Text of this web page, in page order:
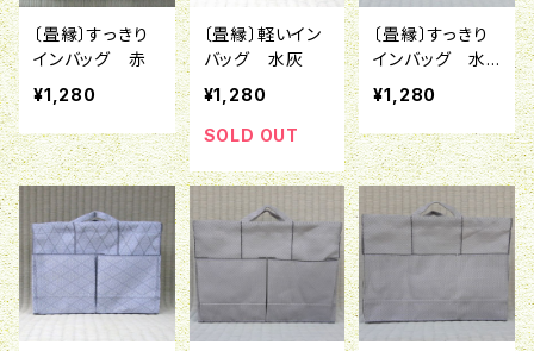
〔畳縁〕すっきり
インバッグ 赤
¥1,280
〔畳縁〕軽いイン
バッグ 水灰
¥1,280
SOLD OUT
〔畳縁〕すっきり
インバッグ 水
灰
¥1,280